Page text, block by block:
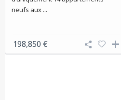
neufs aux ...
198,850 €